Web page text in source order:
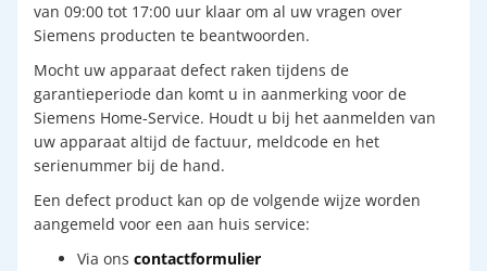
van 09:00 tot 17:00 uur klaar om al uw vragen over
Siemens producten te beantwoorden.
Mocht uw apparaat defect raken tijdens de
garantieperiode dan komt u in aanmerking voor de
Siemens Home-Service. Houdt u bij het aanmelden van
uw apparaat altijd de factuur, meldcode en het
serienummer bij de hand.
Een defect product kan op de volgende wijze worden
aangemeld voor een aan huis service:
Via ons contactformulier